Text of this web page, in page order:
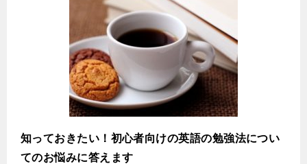
知っておきたい！初心者向けの英語の勉強法につい
てのお悩みに答えます